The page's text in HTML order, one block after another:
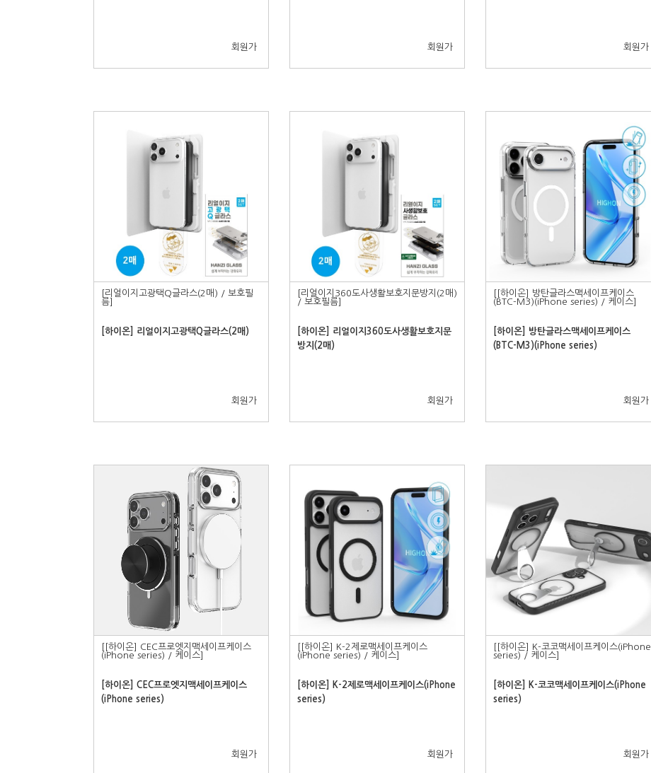
회원가 회원가 회원가
[리얼이지고광택Q글라스(2매) / 보호필
름]
[하이온] 리얼이지고광택Q글라스(2매)
회원가
[리얼이지360도사생활보호지문방지(2매)
/ 보호필름]
[하이온] 리얼이지360도사생활보호지문
방지(2매)
회원가
[[하이온] 방탄글라스맥세이프케이스
(BTC-M3)(iPhone series) / 케이스]
[하이온] 방탄글라스맥세이프케이스
(BTC-M3)(iPhone series)
회원가
[[하이온] CEC프로엣지맥세이프케이스
(iPhone series) / 케이스]
[하이온] CEC프로엣지맥세이프케이스
(iPhone series)
회원가
[[하이온] K-2제로맥세이프케이스
(iPhone series) / 케이스]
[하이온] K-2제로맥세이프케이스(iPhone
series)
회원가
[[하이온] K-코코맥세이프케이스(iPhone
series) / 케이스]
[하이온] K-코코맥세이프케이스(iPhone
series)
회원가